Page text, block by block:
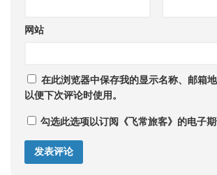
网站
在此浏览器中保存我的显示名称、邮箱
以便下次评论时使用。
勾选此选项以订阅《飞常旅客》的电子期